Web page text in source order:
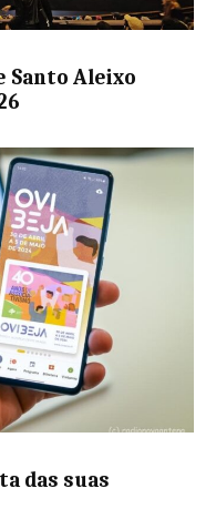
Santo Aleixo
das suas